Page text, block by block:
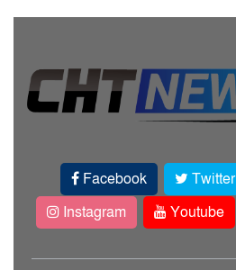
Facebook Twitter
Instagram
Youtube